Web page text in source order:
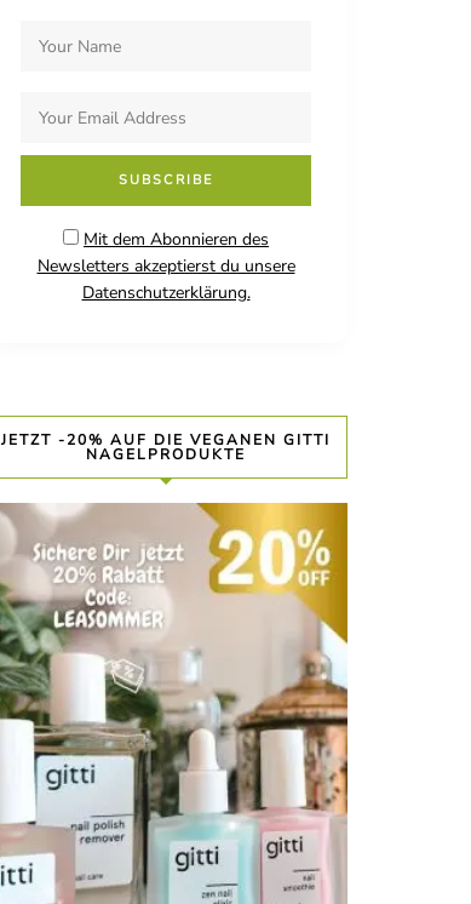
Mit dem Abonnieren des
Newsletters akzeptierst du unsere
Datenschutzerklärung.
JETZT -20% AUF DIE VEGANEN GITTI
NAGELPRODUKTE